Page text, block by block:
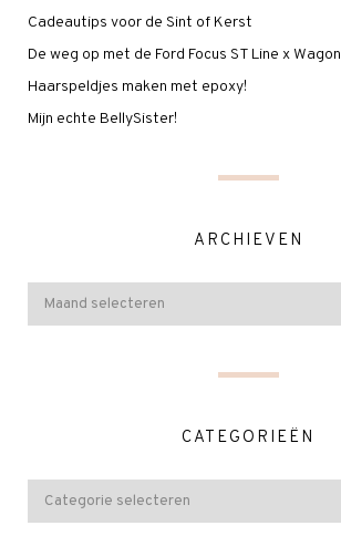
Cadeautips voor de Sint of Kerst
De weg op met de Ford Focus ST Line x Wagon
Haarspeldjes maken met epoxy!
Mijn echte BellySister!
ARCHIEVEN
CATEGORIEËN